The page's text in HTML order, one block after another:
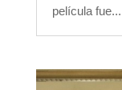
película fue...